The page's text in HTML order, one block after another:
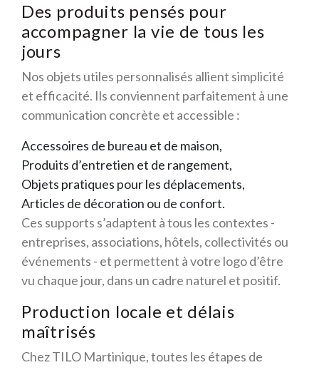
Des produits pensés pour
accompagner la vie de tous les
jours
Nos objets utiles personnalisés allient simplicité
et efficacité. Ils conviennent parfaitement à une
communication concrète et accessible :
Accessoires de bureau et de maison,
Produits d’entretien et de rangement,
Objets pratiques pour les déplacements,
Articles de décoration ou de confort.
Ces supports s’adaptent à tous les contextes -
entreprises, associations, hôtels, collectivités ou
événements - et permettent à votre logo d’être
vu chaque jour, dans un cadre naturel et positif.
Production locale et délais
maîtrisés
Chez TILO Martinique, toutes les étapes de